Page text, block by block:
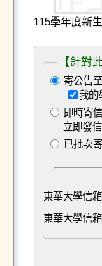
115學年度新
【針對
寄公告
我的
即時寄
立即發
已批次
東華大學信
東華大學信